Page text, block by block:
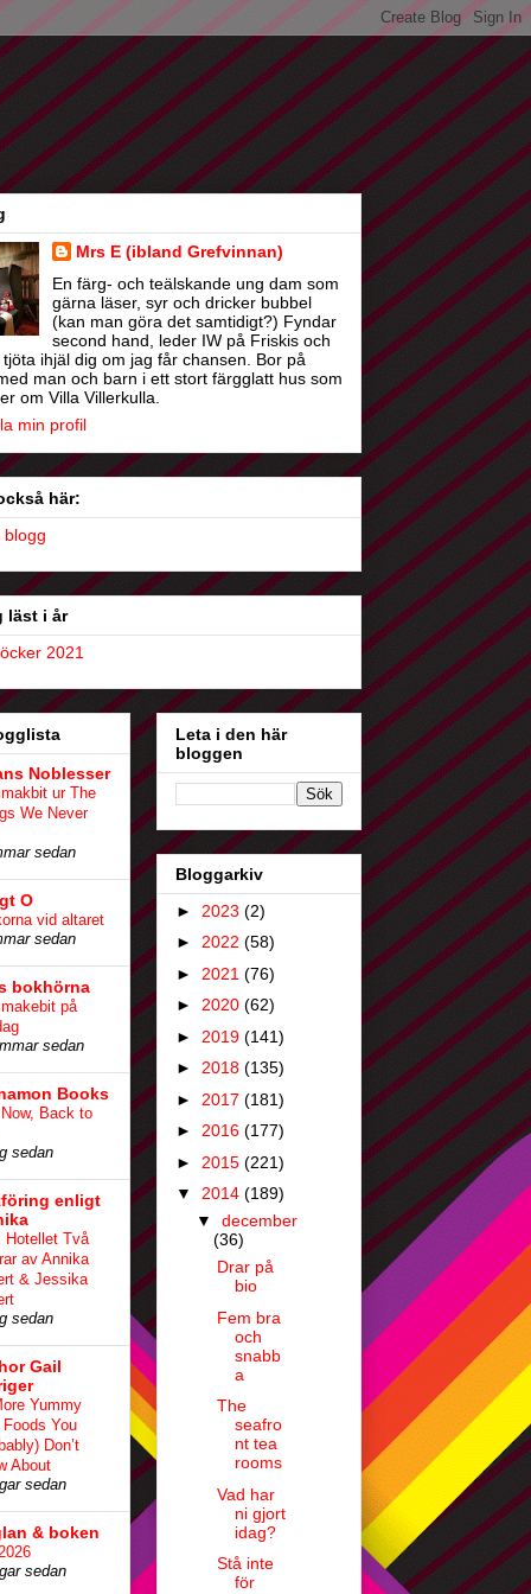
Mrs E (ibland Grefvinnan)
En färg- och teälskande ung dam som
gärna läser, syr och dricker bubbel
(kan man göra det samtidigt?) Fyndar
second hand, leder IW på Friskis och
tjöta ihjäl dig om jag får chansen. Bor på
man och barn i ett stort färgglatt hus som
om Villa Villerkulla.
min profil
här:
blogg
läst i år
2021
Noblesser
ur The
We Never
sedan
O
vid altaret
sedan
bokhörna
på
sedan
Books
Back to
sedan
enligt
Hotellet Två
av Annika
& Jessika
sedan
Gail
Yummy
You
Don’t
About
sedan
& boken
sedan
Leta i den här
bloggen
Bloggarkiv
► 2023 (2)
► 2022 (58)
► 2021 (76)
► 2020 (62)
► 2019 (141)
► 2018 (135)
► 2017 (181)
► 2016 (177)
► 2015 (221)
▼ 2014 (189)
▼ december
(36)
Drar på
bio
Fem bra
och
snabb
a
The
seafro
nt tea
rooms
Vad har
ni gjort
idag?
Stå inte
för